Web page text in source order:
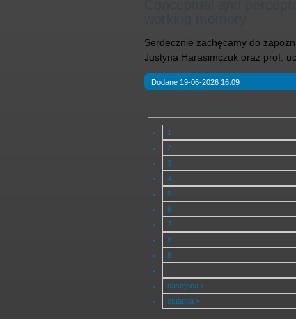
Serdecznie zachęcamy do
Justyna Harasimczuk oraz prof.
Dodane 19-06-2026 16:09
1
2
3
4
5
6
7
8
9
następna ›
ostatnia »